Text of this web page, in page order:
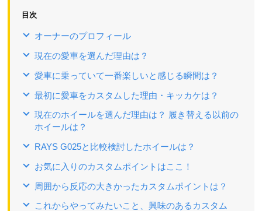
目次
オーナーのプロフィール
現在の愛車を選んだ理由は？
愛車に乗っていて一番楽しいと感じる瞬間は？
最初に愛車をカスタムした理由・キッカケは？
現在のホイールを選んだ理由は？ 履き替える以前の
ホイールは？
RAYS G025と比較検討したホイールは？
お気に入りのカスタムポイントはここ！
周囲から反応の大きかったカスタムポイントは？
これからやってみたいこと、興味のあるカスタム